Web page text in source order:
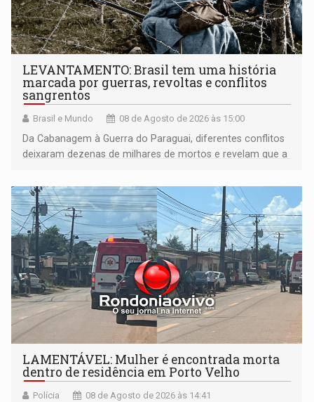
LEVANTAMENTO: Brasil tem uma história
marcada por guerras, revoltas e conflitos
sangrentos
Brasil e Mundo 08 de Agosto de 2026 às 15:00
Da Cabanagem à Guerra do Paraguai, diferentes conflitos
deixaram dezenas de milhares de mortos e revelam que a
territoriais e sociais
LAMENTÁVEL: Mulher é encontrada morta
dentro de residência em Porto Velho
Polícia 08 de Agosto de 2026 às 14:41